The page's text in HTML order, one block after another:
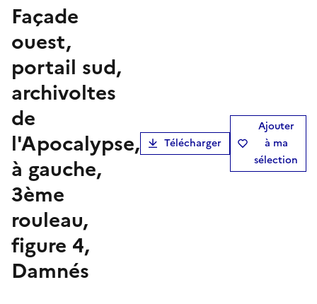
Façade
ouest,
portail sud,
archivoltes
de
l'Apocalypse,
à gauche,
3ème
rouleau,
figure 4,
Damnés
Télécharger
Ajouter
à ma
sélection